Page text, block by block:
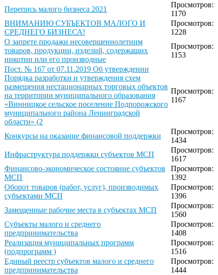
Перепись малого бизнеса 2021
Просмотров:
1170
ВНИМАНИЮ СУБЪЕКТОВ МАЛОГО И
СРЕДНЕГО БИЗНЕСА!
Просмотров:
1228
О запрете продажи несовершеннолетним
товаров, продукции, изделий, содержащих
никотин или его производные
Просмотров:
1153
Пост. № 167 от 07.11.2019 Об утверждении
Порядка разработки и утверждения схем
размещения нестационарных торговых объектов
на территории муниципального образования
«Винницкое сельское поселение Подпорожского
муниципального района Ленинградской
области» (2
Просмотров:
1167
Конкурсы на оказание финансовой поддержки
Просмотров:
1434
Инфраструктура поддержки субъектов МСП
Просмотров:
1617
Финансово-экономическое состояние субъектов
МСП
Просмотров:
1392
Оборот товаров (работ, услуг), производимых
субъектами МСП
Просмотров:
1396
Замещенные рабочие места в субъектах МСП
Просмотров:
1560
Субъекты малого и среднего
предпринимательства
Просмотров:
1408
Реализация муниципальных программ
(подпрограмм )
Просмотров:
1516
Единый реестр субъектов малого и среднего
предпринимательства
Просмотров:
1444